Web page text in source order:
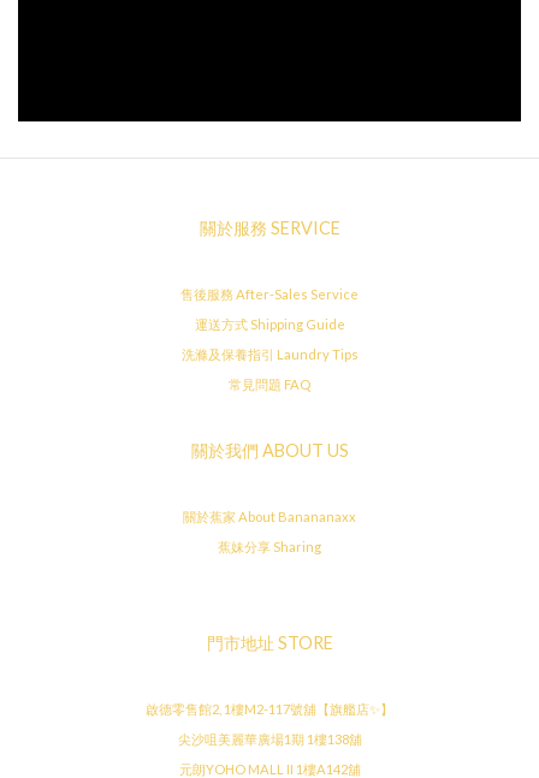
關於服務 SERVICE
售後服務 After-Sales Service
運送方式 Shipping Guide
洗滌及保養指引 Laundry Tips
常見問題 FAQ
關於我們 ABOUT US
關於蕉家 About Banananaxx
蕉妹分享 Sharing
門市地址 STORE
啟德零售館2, 1樓M2-117號舖【旗艦店✨】
尖沙咀美麗華廣場1期 1樓138舖
元朗YOHO MALL II 1樓A142舖